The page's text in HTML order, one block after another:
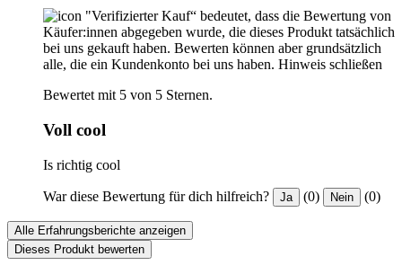
"Verifizierter Kauf“ bedeutet, dass die Bewertung von
Käufer:innen abgegeben wurde, die dieses Produkt tatsächlich
bei uns gekauft haben. Bewerten können aber grundsätzlich
alle, die ein Kundenkonto bei uns haben. Hinweis schließen
Bewertet mit 5 von 5 Sternen.
Voll cool
Is richtig cool
War diese Bewertung für dich hilfreich? Ja (0) Nein (0)
Alle Erfahrungsberichte anzeigen
Dieses Produkt bewerten